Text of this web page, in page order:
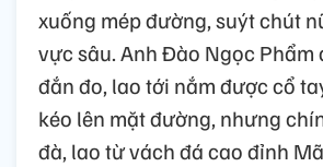
xuống mép đường, suýt chút
vực sâu. Anh Đào Ngọc
đắn đo, lao tới nắm được cổ
kéo lên mặt đường, nhưng
đà, lao từ vách đá cao đỉnh